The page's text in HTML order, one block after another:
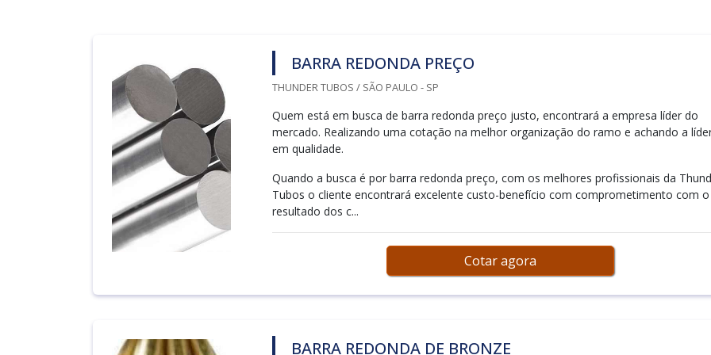
BARRA REDONDA PREÇO
THUNDER TUBOS / SÃO PAULO - SP
Quem está em busca de barra redonda preço justo, encontrará a empresa líder do
mercado. Realizando uma cotação na melhor organização do ramo e achando a
em qualidade.
Quando a busca é por barra redonda preço, com os melhores profissionais da
Tubos o cliente encontrará excelente custo-benefício com comprometimento com o
resultado dos c...
Cotar agora
BARRA REDONDA DE BRONZE